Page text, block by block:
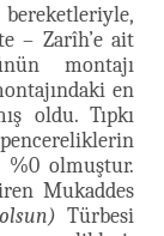
– Zarîh’e ait
montajı
en
oldu. Tıpkı
%0 olmuştur.
Mukaddes
Türbesi